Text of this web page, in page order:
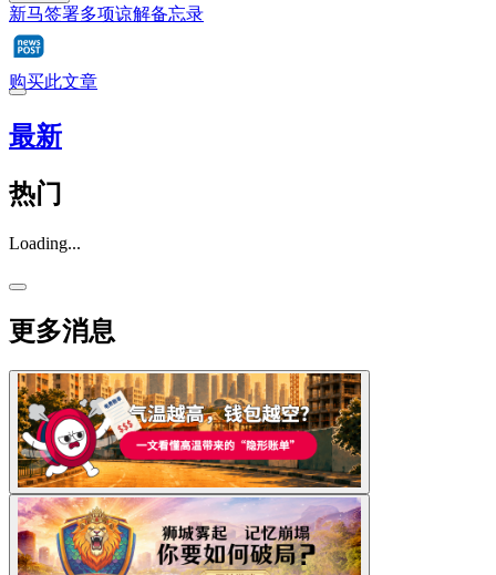
新马签署多项谅解备忘录
购买此文章
最新
热门
Loading...
更多消息